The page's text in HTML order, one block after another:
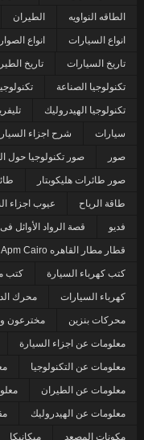
الطاقه النواويه الطيران
انواع السيارات انواع
تاريخ السيارات تاريخ
تكنولوجيا الصناعة
تكنولوجيا الهيدروليك
سيارات شرح اجزاء
صور صور تكنولوجيا حول
صور طائرات هليكوبتار
طاقة الرياح عيوب اجزاء
فديو قصة الرواد الأوائل
قطار مطار القاهره Apm Cairo
كتب كهرباء السيارة كتب
كهرباء السيارات محرك
محركات بنزين مخترعون
معلومات عن اجزاء السيارة
معلومات عن التكنولوجيا
معلومات عن الطيران
معلومات عن الهيدروليك
مكونات المصعد ميكانيكا